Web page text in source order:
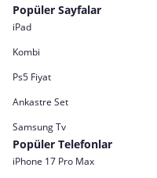
Popüler Sayfalar
iPad
Kombi
Ps5 Fiyat
Ankastre Set
Samsung Tv
Popüler Telefonlar
iPhone 17 Pro Max